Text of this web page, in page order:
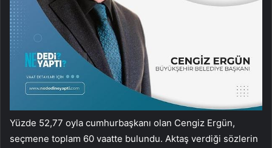
Yüzde 52,77 oyla cumhurbaşkanı olan Cengiz Ergün,
seçmene toplam 60 vaatte bulundu. Aktaş verdiği sözlerin